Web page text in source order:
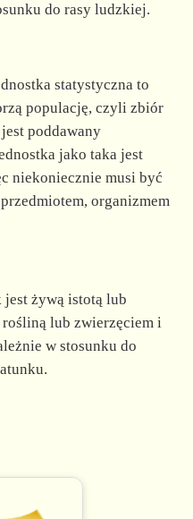
do rasy ludzkiej.
statystyczna to
populację, czyli zbiór
poddawany
jako taka jest
niekoniecznie musi być
organizmem
żywą istotą lub
lub zwierzęciem i
w stosunku do